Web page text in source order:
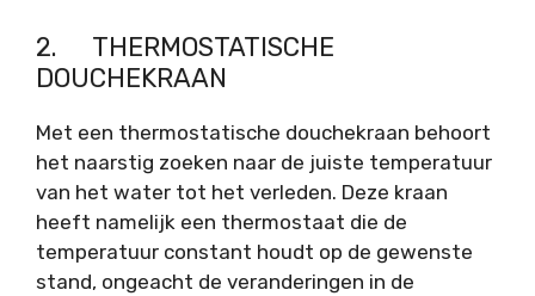
2. THERMOSTATISCHE
DOUCHEKRAAN
Met een thermostatische douchekraan behoort
het naarstig zoeken naar de juiste temperatuur
van het water tot het verleden. Deze kraan
heeft namelijk een thermostaat die de
temperatuur constant houdt op de gewenste
stand, ongeacht de veranderingen in de